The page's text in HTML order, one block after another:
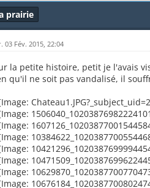
prairie
03 Fév. 2015, 22:04
la petite histoire, petit je l'avais
qu'il ne soit pas vandalisé, il